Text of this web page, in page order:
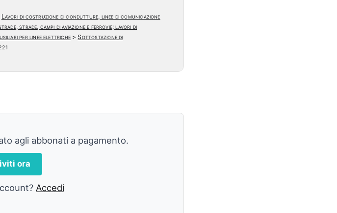
Lavori di costruzione di condutture, linee di comunicazione
strade, campi di aviazione e ferrovie; lavori di
per linee elettriche> Sottostazione di
agli abbonati a pagamento.
ora
Accedi